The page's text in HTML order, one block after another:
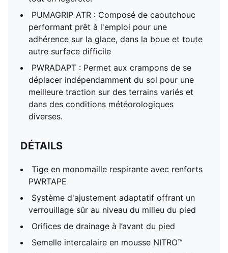
Inclinaison talon-orteil : 6 mm
PUMAGRIP ATR : Composé de caoutchouc
performant prêt à l'emploi pour une
adhérence sur la glace, dans la boue et toute
autre surface difficile
PWRADAPT : Permet aux crampons de se
déplacer indépendamment du sol pour une
meilleure traction sur des terrains variés et
dans des conditions météorologiques
diverses.
DÉTAILS
Tige en monomaille respirante avec renforts
PWRTAPE
Système d'ajustement adaptatif offrant un
verrouillage sûr au niveau du milieu du pied
Orifices de drainage à l’avant du pied
Semelle intercalaire en mousse NITRO™